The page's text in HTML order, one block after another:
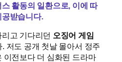
활동의 일환으로, 이에 따
받습니다.
고 기다리던 오징어 게임
저도 공개 첫날 몰아서 정주
이전보다 더 심화된 드라마